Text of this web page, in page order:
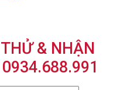
& NHẬN